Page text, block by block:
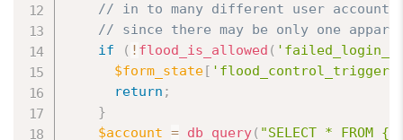
// in to many different user
// since there may be only one
if
( ! flood_is_allowed (
$form_state[
return ;
}
$account = db_query( "SELECT * FROM